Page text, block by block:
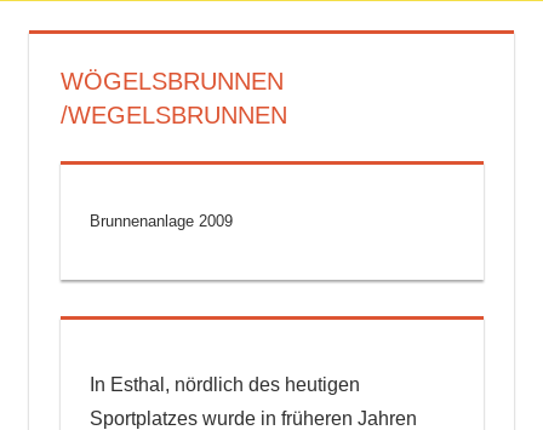
WÖGELSBRUNNEN
/WEGELSBRUNNEN
Brunnenanlage 2009
In Esthal, nördlich des heutigen
Sportplatzes wurde in früheren Jahren